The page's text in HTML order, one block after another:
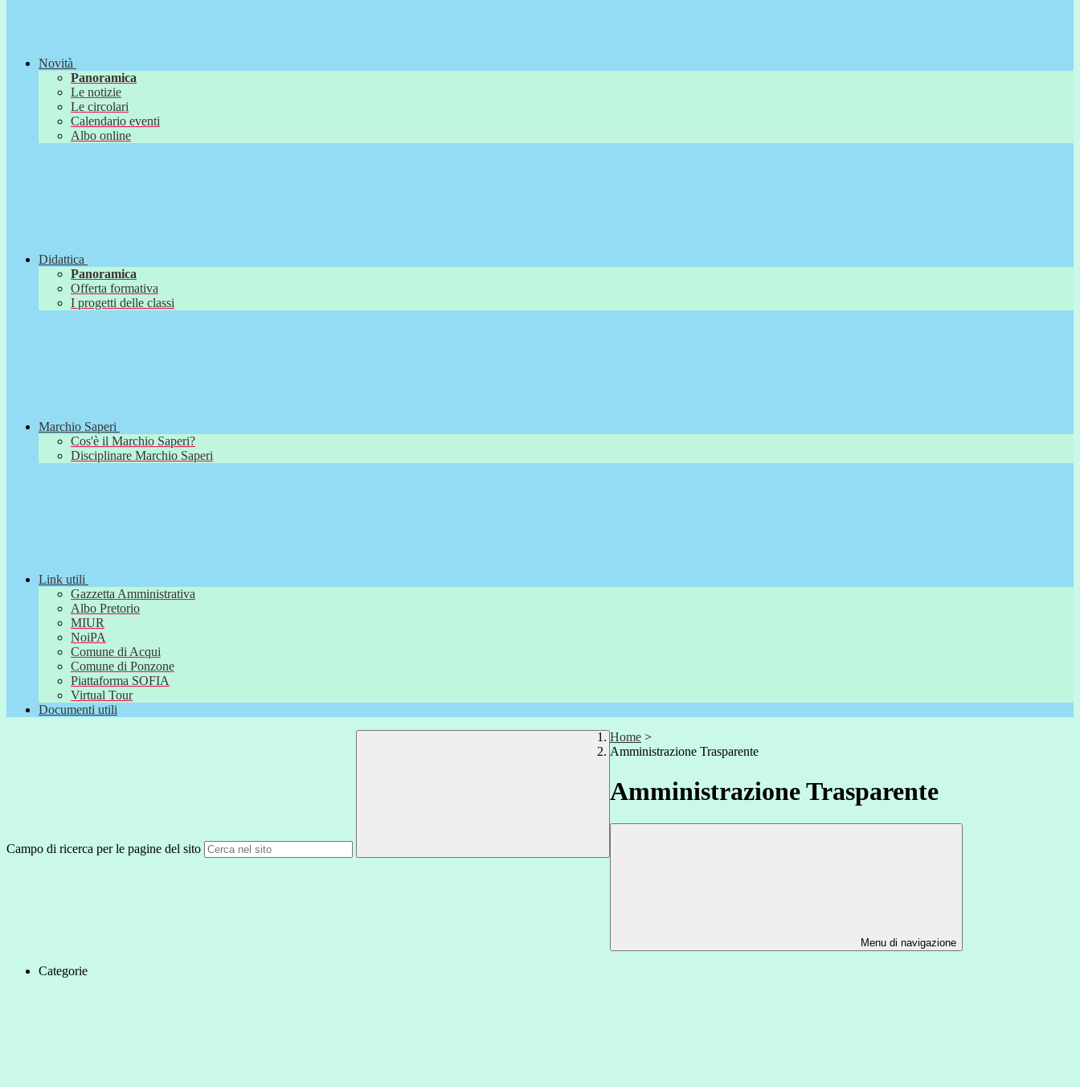
Novità
Panoramica
Le notizie
Le circolari
Calendario eventi
Albo online
Didattica
Panoramica
Offerta formativa
I progetti delle classi
Marchio Saperi
Cos'è il Marchio Saperi?
Disciplinare Marchio Saperi
Link utili
Gazzetta Amministrativa
Albo Pretorio
MIUR
NoiPA
Comune di Acqui
Comune di Ponzone
Piattaforma SOFIA
Virtual Tour
Documenti utili
Campo di ricerca per le pagine del sito
Home >
Amministrazione Trasparente
Amministrazione Trasparente
Menu di navigazione
Categorie